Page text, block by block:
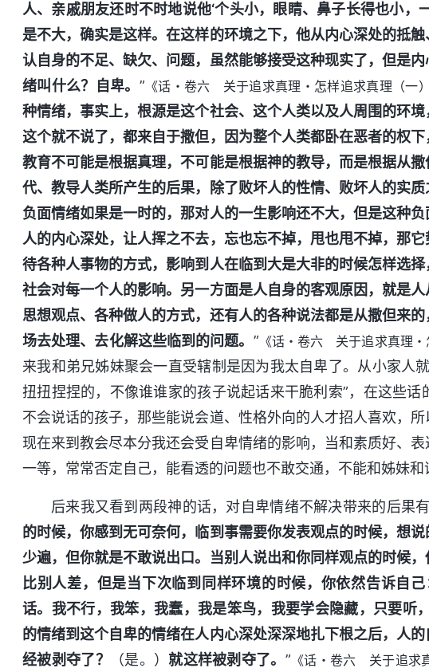
人、亲戚朋友还时不时地说他‘个头小，眼睛、鼻子长得也小，
是不大，确实是这样。在这样的环境之下，他从内心深处的抵
认自身的不足、缺欠、问题，虽然能够接受这种现实了，但是
绪叫什么？自卑。 ” 《话・卷六 关于追求真理・怎样追求真理（一
种情绪，事实上，根源是这个社会、这个人类以及人周围的环
这个就不说了，都来自于撒但，因为整个人类都卧在恶者的权
教育不可能是根据真理，不可能是根据神的教导，而是根据从
代、教导人类所产生的后果，除了败坏人的性情、败坏人的实
负面情绪如果是一时的，那对人的一生影响还不大，但是这种
人的内心深处，让人挥之不去，忘也忘不掉，甩也甩不掉，那
待各种人事物的方式，影响到人在临到大是大非的时候怎样选
社会对每一个人的影响。另一方面是人自身的客观原因，就是
思想观点、各种做人的方式，还有人的各种说法都是从撒但来
场去处理、去化解这些临到的问题。 ” 《话・卷六 关于追求真理・
来我和弟兄姊妹聚会一直受辖制是因为我太自卑了。从小家人
扭扭捏捏的，不像谁谁家的孩子说起话来干脆利索”，在这些
不会说话的孩子，那些能说会道、性格外向的人才招人喜欢，
现在来到教会尽本分我还会受自卑情绪的影响，当和素质好、
一等，常常否定自己，能看透的问题也不敢交通，不能和姊妹和
后来我又看到两段神的话，对自卑情绪不解决带来的后果
的时候，你感到无可奈何，临到事需要你发表观点的时候，想
少遍，但你就是不敢说出口。当别人说出和你同样观点的时候
比别人差，但是当下次临到同样环境的时候，你依然告诉自
话。我不行，我笨，我蠢，我是笨鸟，我要学会隐藏，只要听
的情绪到这个自卑的情绪在人内心深处深深地扎下根之后，人
经被剥夺了？
（是。） 就这样被剥夺了。 ” 《话・卷六 关于追求